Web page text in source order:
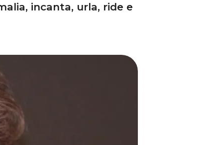
incanta, urla, ride e